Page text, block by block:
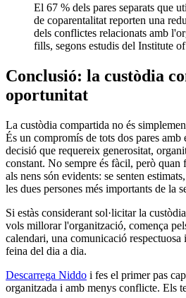
El 67 % dels pares separats que
de coparentalitat reporten una
dels conflictes relacionats amb
fills, segons estudis del Institute
Conclusió: la custòdia
oportunitat
La custòdia compartida no és
És un compromís de tots dos pares amb
decisió que requereix generositat,
constant. No sempre és fàcil, però quan
als nens són evidents: se senten
les dues persones més importants de la
Si estàs considerant sol·licitar la
vols millorar l'organització, comença
calendari, una comunicació
feina del dia a dia.
Descarrega Niddo i fes el primer pas
organitzada i amb menys conflicte. Els